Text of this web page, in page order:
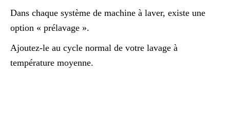
Dans chaque système de machine à laver, existe une
option « prélavage ».
Ajoutez-le au cycle normal de votre lavage à
température moyenne.